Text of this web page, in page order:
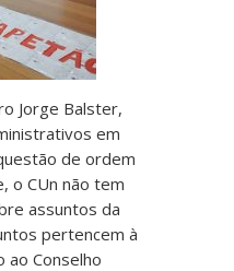
Jorge Balster,
em
de ordem
o CUn não tem
assuntos da
pertencem à
ao Conselho